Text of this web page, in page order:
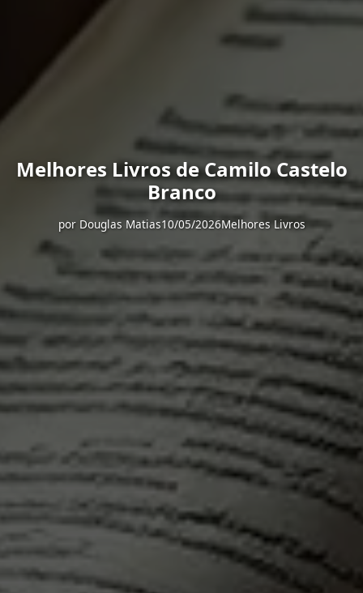
Melhores Livros de Camilo Castelo
Branco
por Douglas Matias10/05/2026Melhores Livros